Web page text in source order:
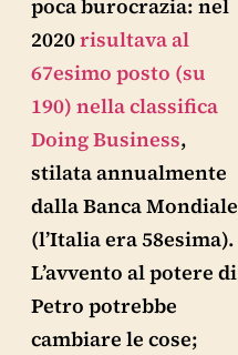
poca burocrazia: nel
2020risultava al
67esimo posto (su
190) nella classifica
Doing Business,
stilata annualmente
dalla Banca Mondiale
(l’Italia era 58esima).
L’avvento al potere di
Petro potrebbe
cambiare le cose;